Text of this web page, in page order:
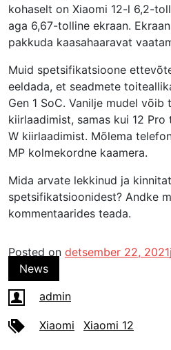
kohaselt on Xiaomi 12-l 6,2-
aga 6,67-tolline ekraan.
pakkuda kaasahaaravat
Muid spetsifikatsioone
eeldada, et seadmete
Gen 1 SoC. Vanilje mudel
kiirlaadimist, samas kui 12
W kiirlaadimist. Mõlema
MP kolmekordne kaamera.
Mida arvate lekkinud ja
spetsifikatsioonidest? Andke
kommentaarides teada.
Posted on detsember 22, 2021
News
admin
Xiaomi Xiaomi 12